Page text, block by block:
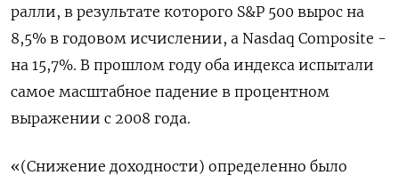
ралли, в результате которого S&P 500 вырос на
8,5% в годовом исчислении, а Nasdaq Composite -
на 15,7%. В прошлом году оба индекса испытали
самое масштабное падение в процентном
выражении с 2008 года.
«(Снижение доходности) определенно было